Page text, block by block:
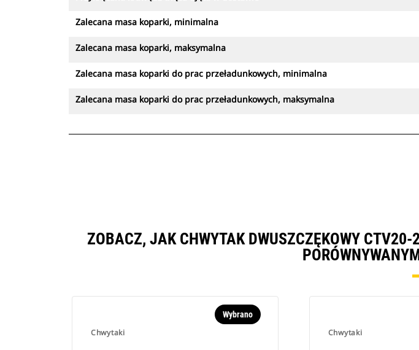
Zalecana masa koparki, minimalna
Zalecana masa koparki, maksymalna
Zalecana masa koparki do prac przeładunkowych, minimalna
Zalecana masa koparki do prac przeładunkowych, maksymalna
ZOBACZ, JAK CHWYTAK DWUSZCZĘKOWY
Chwytaki
Wybrano
Chwytaki